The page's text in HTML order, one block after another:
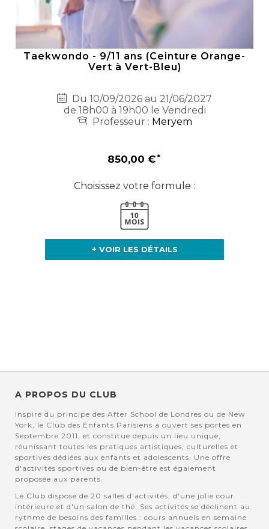
Taekwondo - 9/11 ans (Ceinture Orange-
Vert à Vert-Bleu)
Du 10/09/2026 au 21/06/2027
de 18h00 à 19h00 le Vendredi
Professeur : Meryem
850,00 €
Choisissez votre formule :
+ VOIR LES DÉTAILS
A PROPOS DU CLUB
Inspiré du principe des After School de Londres ou de New
York, le Club des Enfants Parisiens a ouvert ses portes en
Septembre 2011, et constitue depuis un lieu unique,
réunissant toutes les pratiques artistiques, culturelles et
sportives dédiées aux enfants et adolescents. Une offre
d'activités sportives ou de bien-être est également
proposée aux parents.
Le Club dispose de 20 salles d'activités, d'une jolie cour
intérieure et d'un salon de thé. Ses activités se déclinent au
rythme de besoins des familles : cours annuels en semaine